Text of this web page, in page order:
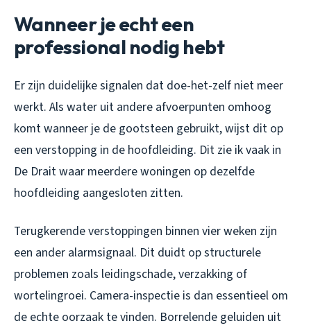
Wanneer je echt een
professional nodig hebt
Er zijn duidelijke signalen dat doe-het-zelf niet meer
werkt. Als water uit andere afvoerpunten omhoog
komt wanneer je de gootsteen gebruikt, wijst dit op
een verstopping in de hoofdleiding. Dit zie ik vaak in
De Drait waar meerdere woningen op dezelfde
hoofdleiding aangesloten zitten.
Terugkerende verstoppingen binnen vier weken zijn
een ander alarmsignaal. Dit duidt op structurele
problemen zoals leidingschade, verzakking of
wortelingroei. Camera-inspectie is dan essentieel om
de echte oorzaak te vinden. Borrelende geluiden uit